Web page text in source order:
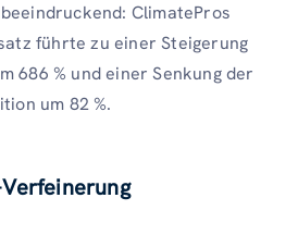
ClimatePros
führte zu einer Steigerung
686 % und einer Senkung der
um 82 %.